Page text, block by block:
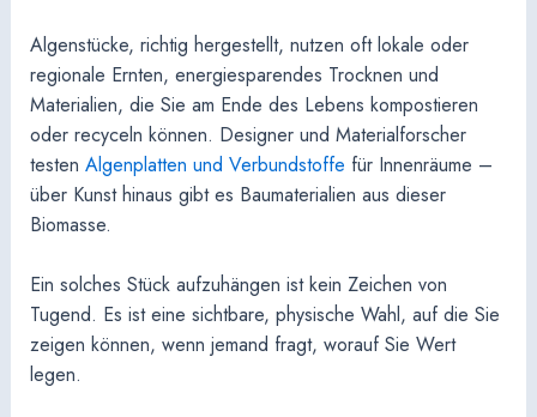
Algenstücke, richtig hergestellt, nutzen oft lokale oder
regionale Ernten, energiesparendes Trocknen und
Materialien, die Sie am Ende des Lebens kompostieren
oder recyceln können. Designer und Materialforscher
testen Algenplatten und Verbundstoffe für Innenräume –
über Kunst hinaus gibt es Baumaterialien aus dieser
Biomasse.
Ein solches Stück aufzuhängen ist kein Zeichen von
Tugend. Es ist eine sichtbare, physische Wahl, auf die Sie
zeigen können, wenn jemand fragt, worauf Sie Wert
legen.